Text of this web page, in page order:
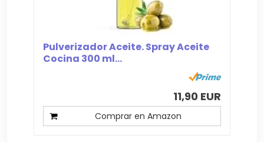
Pulverizador Aceite. Spray Aceite
Cocina 300 ml...
11,90 EUR
Comprar en Amazon